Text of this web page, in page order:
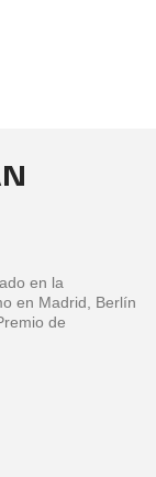
en la
en Madrid, Berlín
de